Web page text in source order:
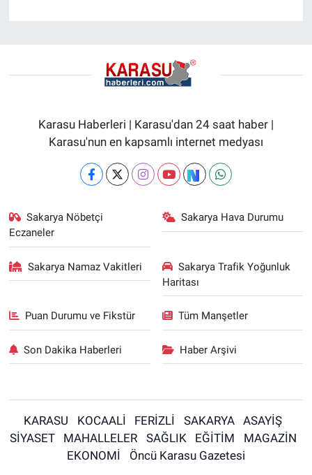
Karasu Haberleri | Karasu'dan 24 saat haber |
Karasu'nun en kapsamlı internet medyası
Sakarya Nöbetçi
Eczaneler
Sakarya Hava Durumu
Sakarya Namaz Vakitleri
Sakarya Trafik Yoğunluk
Haritası
Puan Durumu ve Fikstür Tüm Manşetler
Son Dakika Haberleri Haber Arşivi
KARASU KOCAALİ FERİZLİ SAKARYA
ASAYİŞ
SİYASET
MAHALLELER SAĞLIK EĞİTİM
MAGAZİN
EKONOMİ
Öncü Karasu Gazetesi